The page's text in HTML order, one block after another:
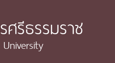
รีธรรมราช